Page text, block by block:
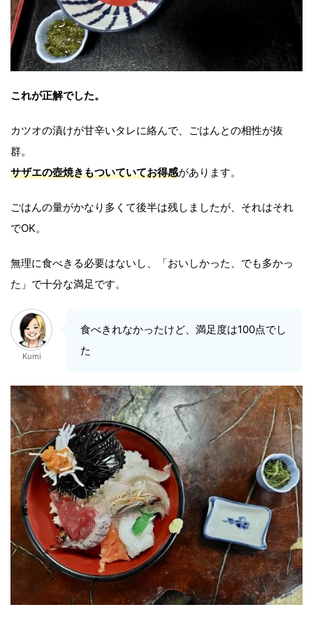
これが正解でした。
カツオの漬けが甘辛いタレに絡んで、ごはんとの相性が抜
群。
サザエの壺焼きもついていてお得感があります。
ごはんの量がかなり多くて後半は残しましたが、それはそれ
でOK。
無理に食べきる必要はないし、「おいしかった、でも多かっ
た」で十分な満足です。
Kumi
食べきれなかったけど、満足度は100点でし
た